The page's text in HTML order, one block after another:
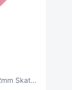
Orbs Apparitions 99a Pink/Blue 52mm Skateboard Wheels